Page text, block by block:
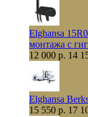
Elghansa
монтажа с
12 000 р. 14
Elghansa
15 550 р. 17